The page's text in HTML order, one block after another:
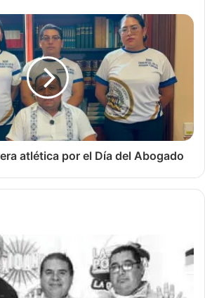
atlética por el Día del Abogado